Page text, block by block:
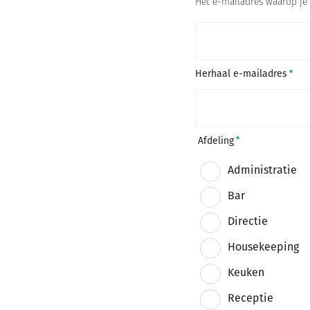
m
2
Herhaal e-mailadres
Afdeling
Administratie
Bar
Directie
Housekeeping
Keuken
Receptie